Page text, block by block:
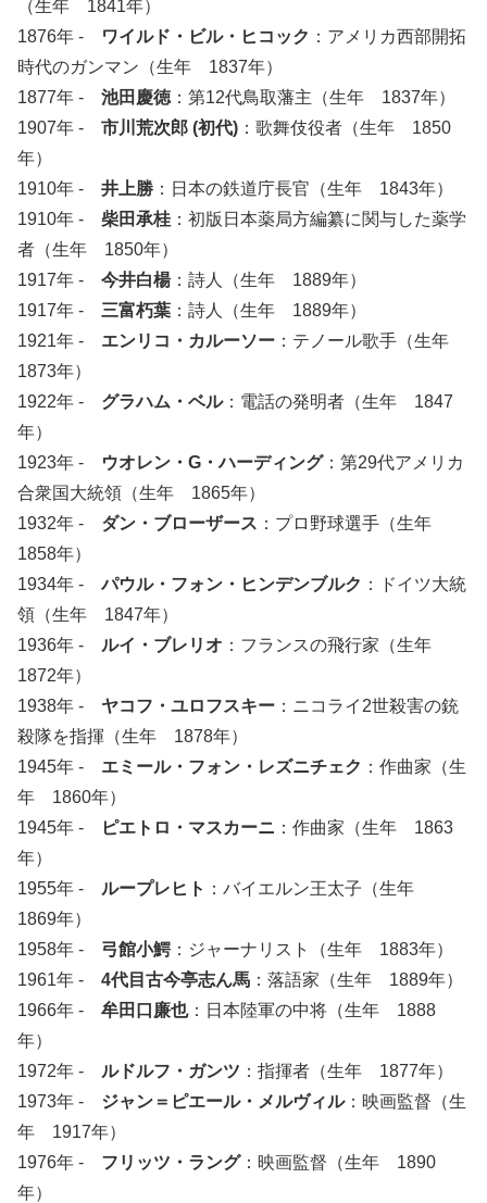
（生年 1841年）
1876年 -
ワイルド・ビル・ヒコック ：アメリカ西部開拓
時代のガンマン（生年 1837年）
1877年 - 池田慶徳：第12代鳥取藩主（生年 1837年）
1907年 - 市川荒次郎 (初代) ：歌舞伎役者（生年 1850
年）
1910年 - 井上勝 ：日本の鉄道庁長官（生年 1843年）
1910年 - 柴田承桂 ：初版日本薬局方編纂に関与した薬学
者（生年 1850年）
1917年 - 今井白楊：詩人（生年 1889年）
1917年 - 三富朽葉 ：詩人（生年 1889年）
1921年 - エンリコ・カルーソー ：テノール歌手（生年
1873年）
1922年 - グラハム・ベル：電話の発明者（生年 1847
年）
1923年 -
ウオレン・G・ハーディング：第29代アメリカ
合衆国大統領（生年 1865年）
1932年 - ダン・ブローザース ：プロ野球選手（生年
1858年）
1934年 -パウル・フォン・ヒンデンブルク ：ドイツ大統
領（生年 1847年）
1936年 - ルイ・ブレリオ ：フランスの飛行家（生年
1872年）
1938年 - ヤコフ・ユロフスキー ：ニコライ2世殺害の銃
殺隊を指揮（生年 1878年）
1945年 - エミール・フォン・レズニチェク ：作曲家（生
年 1860年）
1945年 -
ピエトロ・マスカーニ ：作曲家（生年 1863
年）
1955年 - ループレヒト ：バイエルン王太子（生年
1869年）
1958年 - 弓館小鰐 ：ジャーナリスト（生年 1883年）
1961年 - 4代目古今亭志ん馬 ：落語家（生年 1889年）
1966年 - 牟田口廉也：日本陸軍の中将（生年 1888
年）
1972年 - ルドルフ・ガンツ ：指揮者（生年 1877年）
1973年 - ジャン＝ピエール・メルヴィル：映画監督（生
年 1917年）
1976年 - フリッツ・ラング：映画監督（生年 1890
年）